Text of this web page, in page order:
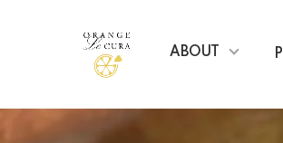
ABOUT